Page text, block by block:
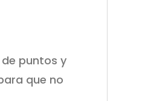
puntos y
que no